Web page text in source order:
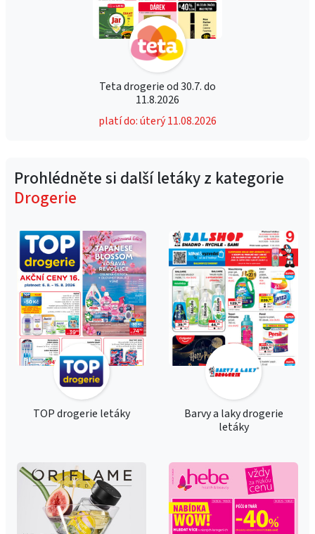
Teta drogerie od 30.7. do
11.8.2026
platí do: úterý 11.08.2026
Prohlédněte si další letáky z kategorie
Drogerie
TOP drogerie letáky
Barvy a laky drogerie
letáky